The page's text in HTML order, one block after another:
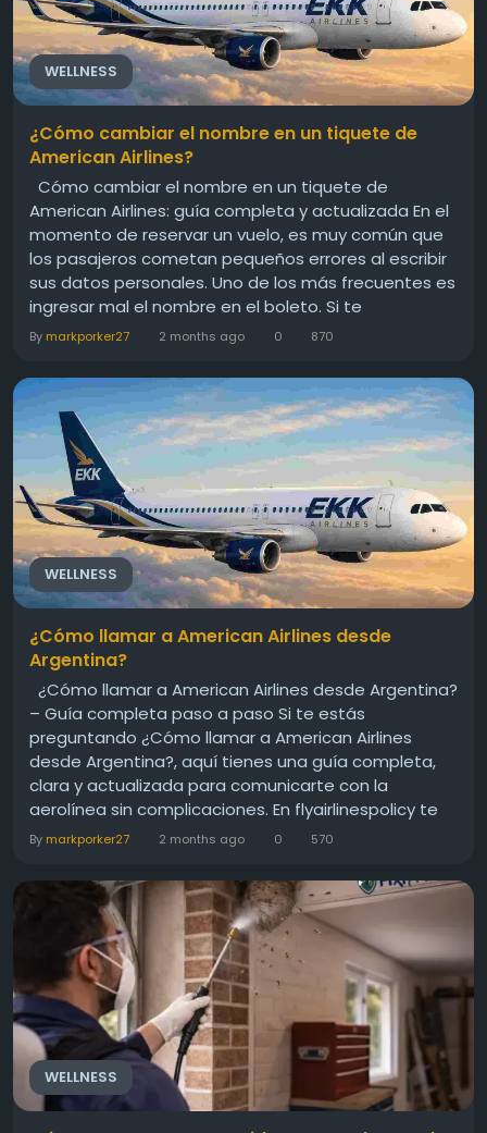
WELLNESS
¿Cómo cambiar el nombre en un tiquete de
American Airlines?
Cómo cambiar el nombre en un tiquete de
American Airlines: guía completa y actualizada En el
momento de reservar un vuelo, es muy común que
los pasajeros cometan pequeños errores al escribir
sus datos personales. Uno de los más frecuentes es
ingresar mal el nombre en el boleto. Si te
encuentras en esta situación, no te preocupes. En
forma clara y sencilla...
By markporker27 2 months ago 0 870
WELLNESS
¿Cómo llamar a American Airlines desde
Argentina?
¿Cómo llamar a American Airlines desde Argentina?
– Guía completa paso a paso Si te estás
preguntando ¿Cómo llamar a American Airlines
desde Argentina?, aquí tienes una guía completa,
clara y actualizada para comunicarte con la
aerolínea sin complicaciones. En flyairlinespolicy te
explicamos todas las formas de contacto
tener listo para...
By markporker27 2 months ago 0 570
WELLNESS